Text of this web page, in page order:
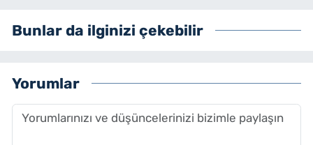
Bunlar da ilginizi çekebilir
Yorumlar